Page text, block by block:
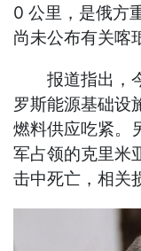
0 公里，是俄方
尚未公布有关喀
报道指出，今
罗斯能源基础设
燃料供应吃紧。
军占领的克里米
击中死亡，相关